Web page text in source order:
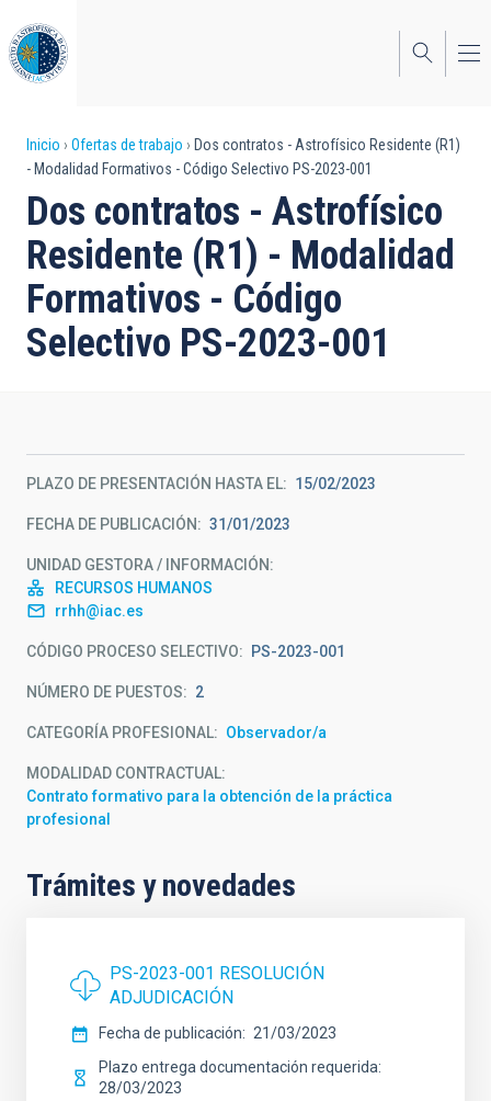
al
contenido
principal
Sobrescribir
enlaces
de
ayuda
a
la
Inicio Ofertas de trabajo
Dos contratos - Astrofísico Residente (R1)
- Modalidad Formativos - Código Selectivo PS-2023-001
Dos contratos - Astrofísico
Residente (R1) - Modalidad
Formativos - Código
Selectivo PS-2023-001
PLAZO DE PRESENTACIÓN HASTA EL 15/02/2023
FECHA DE PUBLICACIÓN 31/01/2023
UNIDAD GESTORA / INFORMACIÓN
RECURSOS HUMANOS
rrhh@iac.es
CÓDIGO PROCESO SELECTIVO PS-2023-001
NÚMERO DE PUESTOS 2
CATEGORÍA PROFESIONAL Observador/a
MODALIDAD CONTRACTUAL
Contrato formativo para la obtención de la práctica
profesional
Trámites y novedades
PS-2023-001 RESOLUCIÓN
ADJUDICACIÓN
Fecha de publicación
21/03/2023
Plazo entrega documentación requerida
28/03/2023